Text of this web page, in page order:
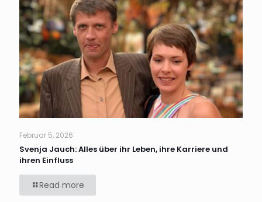
Februar 5, 2026
Svenja Jauch: Alles über ihr Leben, ihre Karriere und
ihren Einfluss
Read more